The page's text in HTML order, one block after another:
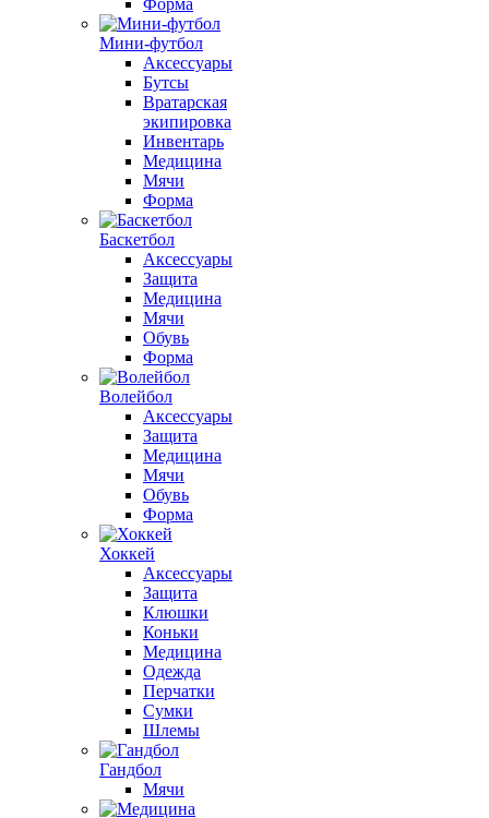
Форма
Мини-футбол
Аксессуары
Бутсы
Вратарская
экипировка
Инвентарь
Медицина
Мячи
Форма
Баскетбол
Аксессуары
Защита
Медицина
Мячи
Обувь
Форма
Волейбол
Аксессуары
Защита
Медицина
Мячи
Обувь
Форма
Хоккей
Аксессуары
Защита
Клюшки
Коньки
Медицина
Одежда
Перчатки
Сумки
Шлемы
Гандбол
Мячи